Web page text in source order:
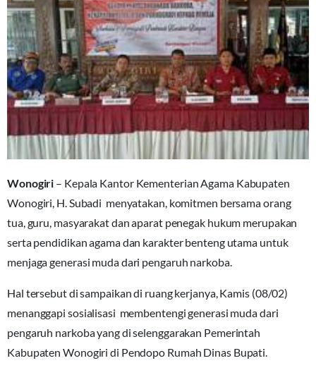
Wonogiri – Kepala Kantor Kementerian Agama Kabupaten
Wonogiri, H. Subadi menyatakan, komitmen bersama orang
tua, guru, masyarakat dan aparat penegak hukum merupakan
serta pendidikan agama dan karakter benteng utama untuk
menjaga generasi muda dari pengaruh narkoba.
Hal tersebut di sampaikan di ruang kerjanya, Kamis (08/02)
menanggapi sosialisasi membentengi generasi muda dari
pengaruh narkoba yang di selenggarakan Pemerintah
Kabupaten Wonogiri di Pendopo Rumah Dinas Bupati.